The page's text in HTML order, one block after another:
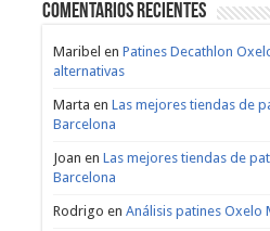
Comentarios recientes
Maribel en Patines Decathlon
alternativas
Marta en Las mejores tiendas de
Barcelona
Joan en Las mejores tiendas de
Barcelona
Rodrigo en Análisis patines Oxelo